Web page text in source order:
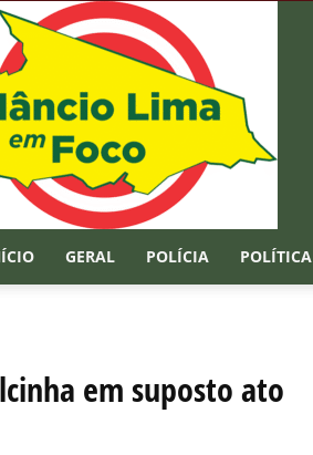
GERAL POLÍCIA POLÍTICA
em suposto ato